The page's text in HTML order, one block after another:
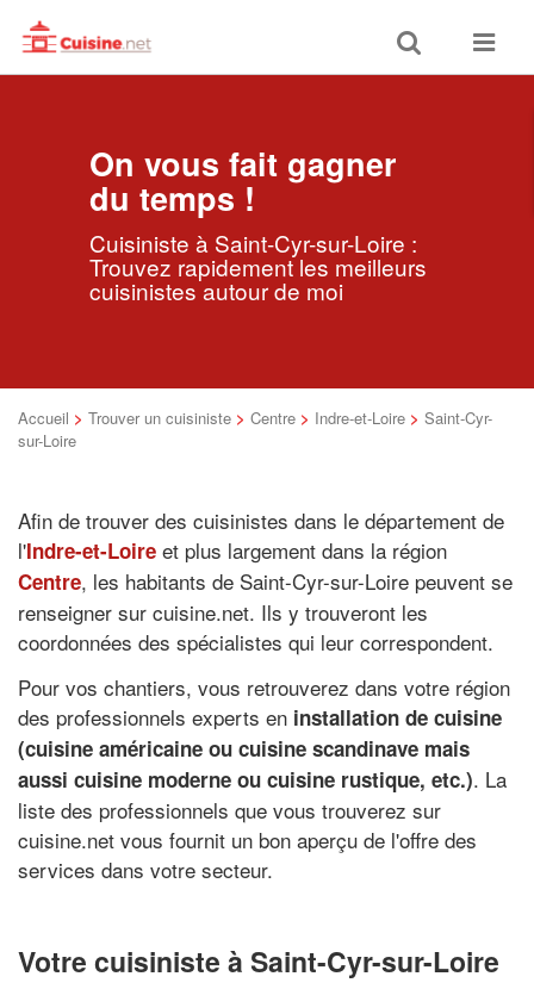
Toggle
search
Toggle
On vous fait gagner
du temps !
Cuisiniste à Saint-Cyr-sur-Loire :
Trouvez rapidement les meilleurs
cuisinistes autour de moi
Accueil > Trouver un cuisiniste > Centre > Indre-et-Loire > Saint-Cyr-
sur-Loire
Afin de trouver des cuisinistes dans le département de
l'Indre-et-Loire et plus largement dans la région
Centre, les habitants de Saint-Cyr-sur-Loire peuvent se
renseigner sur cuisine.net. Ils y trouveront les
coordonnées des spécialistes qui leur correspondent.
Pour vos chantiers, vous retrouverez dans votre région
des professionnels experts en installation de cuisine
(cuisine américaine ou cuisine scandinave mais
aussi cuisine moderne ou cuisine rustique, etc.). La
liste des professionnels que vous trouverez sur
cuisine.net vous fournit un bon aperçu de l'offre des
services dans votre secteur.
Votre cuisiniste à Saint-Cyr-sur-Loire